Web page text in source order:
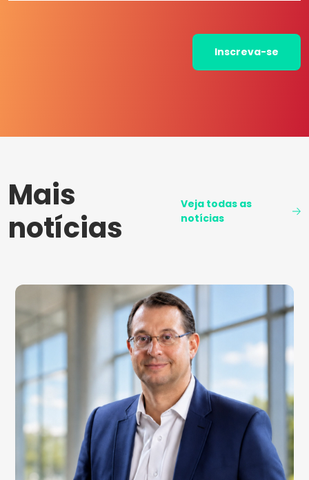
Inscreva-se
Mais
notícias
Veja todas as
notícias